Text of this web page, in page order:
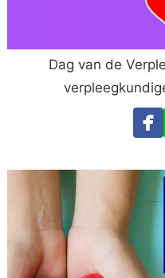
Dag van de